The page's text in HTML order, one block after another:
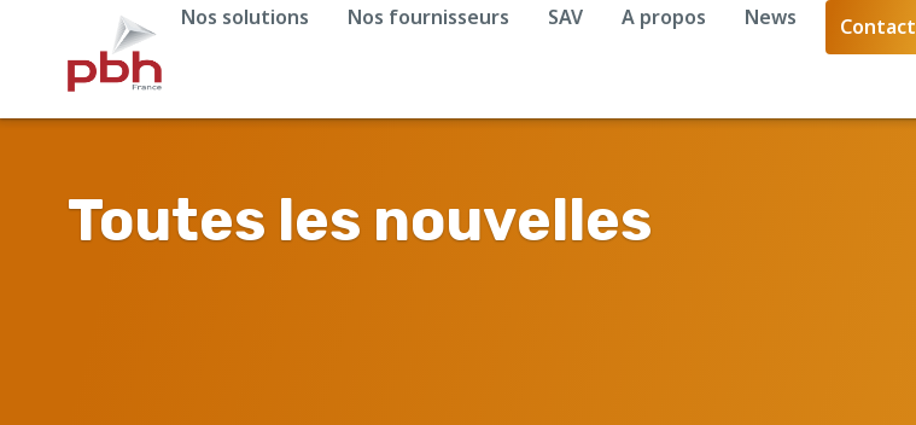
Nos solutions Nos fournisseurs SAV A propos News Contact
Toutes les nouvelles